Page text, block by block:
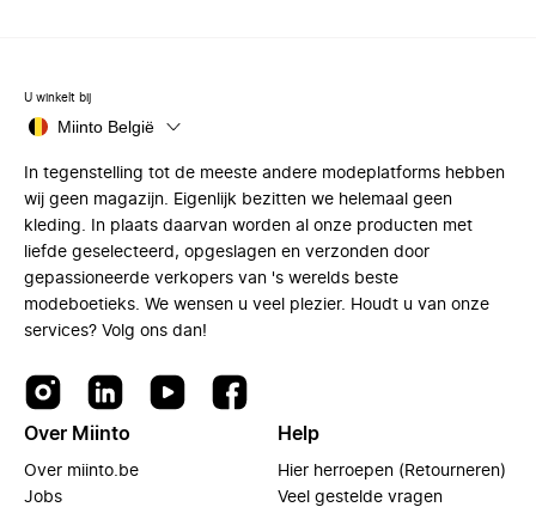
U winkelt bij
Miinto België
In tegenstelling tot de meeste andere modeplatforms hebben
wij geen magazijn. Eigenlijk bezitten we helemaal geen
kleding. In plaats daarvan worden al onze producten met
liefde geselecteerd, opgeslagen en verzonden door
gepassioneerde verkopers van 's werelds beste
modeboetieks. We wensen u veel plezier. Houdt u van onze
services? Volg ons dan!
Over Miinto
Over miinto.be
Jobs
Help
Hier herroepen (Retourneren)
Veel gestelde vragen